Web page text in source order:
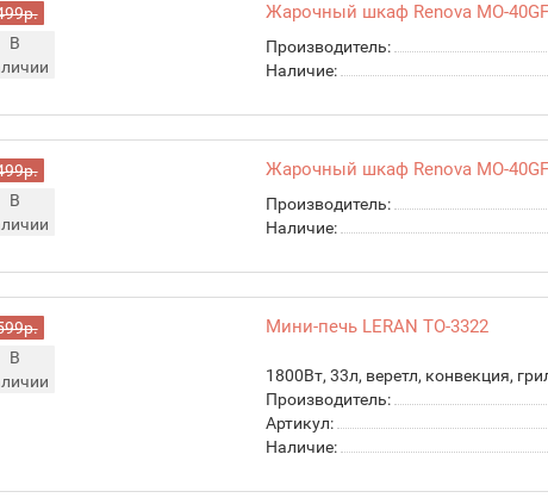
В
Жарочный шкаф Renova MO-
Производитель:
Наличие:
В
Жарочный шкаф Renova MO-
Производитель:
Наличие:
В
Мини-печь LERAN TO-3322
1800Вт, 33л, веретл, конвекция,
Производитель:
Артикул:
Наличие: